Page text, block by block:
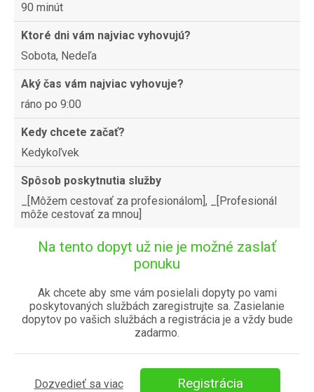
90 minút
Ktoré dni vám najviac vyhovujú?
Sobota, Nedeľa
Aký čas vám najviac vyhovuje?
ráno po 9:00
Kedy chcete začať?
Kedykoľvek
Spôsob poskytnutia služby
_[Môžem cestovať za profesionálom], _[Profesionál
môže cestovať za mnou]
Na tento dopyt už nie je možné zaslať
ponuku
Ak chcete aby sme vám posielali dopyty po vami
poskytovaných službách zaregistrujte sa. Zasielanie
dopytov po vašich službách a registrácia je a vždy bude
zadarmo.
Dozvedieť sa viac Registrácia